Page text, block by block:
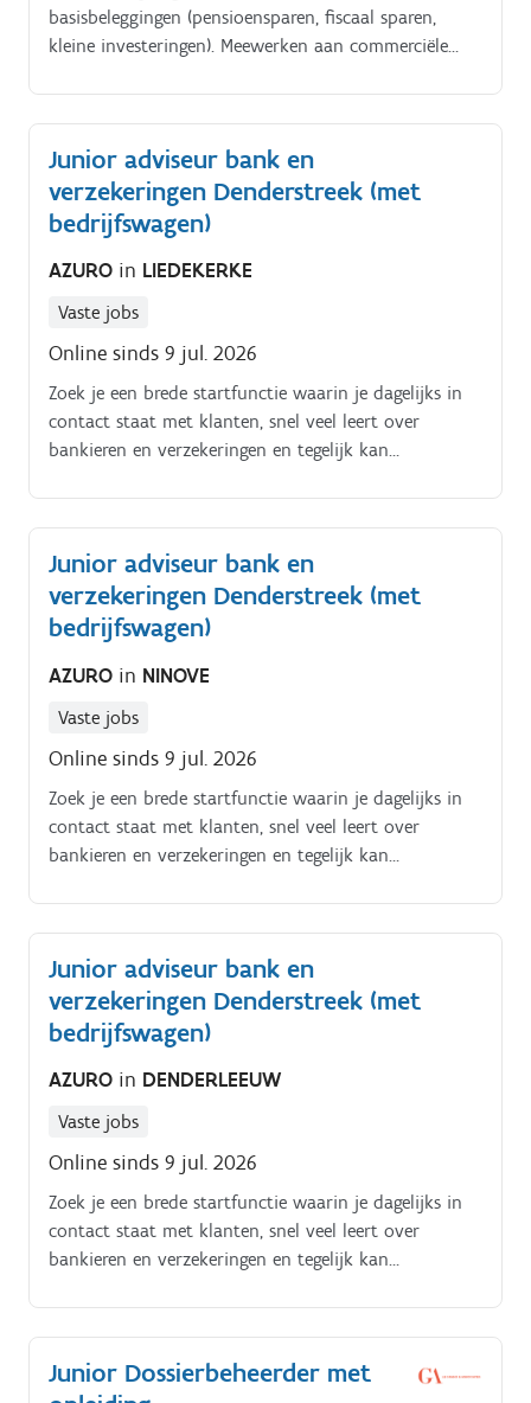
basisbeleggingen (pensioensparen, fiscaal sparen,
kleine investeringen). Meewerken aan commerciële
senior collega’s bij complexere dossiers.
Junior adviseur bank en
verzekeringen Denderstreek (met
bedrijfswagen)
AZURO in LIEDEKERKE
Vaste jobs
Online sinds 9 jul. 2026
Zoek je een brede startfunctie waarin je dagelijks in
contact staat met klanten, snel veel leert over
bankieren en verzekeringen en tegelijk kan
commerciële collega die mee het gezicht van het
bank kantoor wil worden Werklocatie.
Junior adviseur bank en
verzekeringen Denderstreek (met
bedrijfswagen)
AZURO in NINOVE
Vaste jobs
Online sinds 9 jul. 2026
Zoek je een brede startfunctie waarin je dagelijks in
contact staat met klanten, snel veel leert over
bankieren en verzekeringen en tegelijk kan
adviesrol?. Azuro rekruteert een klantgerichte en
commerciële collega die mee het gezicht van het
bank kantoor wil worden Werklocatie.
Junior adviseur bank en
verzekeringen Denderstreek (met
bedrijfswagen)
AZURO in DENDERLEEUW
Vaste jobs
Online sinds 9 jul. 2026
Zoek je een brede startfunctie waarin je dagelijks in
contact staat met klanten, snel veel leert over
bankieren en verzekeringen en tegelijk kan
commerciële collega die mee het gezicht van het
bank kantoor wil worden Werklocatie.
Junior Dossierbeheerder met